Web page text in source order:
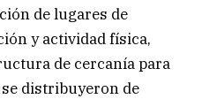
de lugares de
y actividad física,
de cercanía para
distribuyeron de